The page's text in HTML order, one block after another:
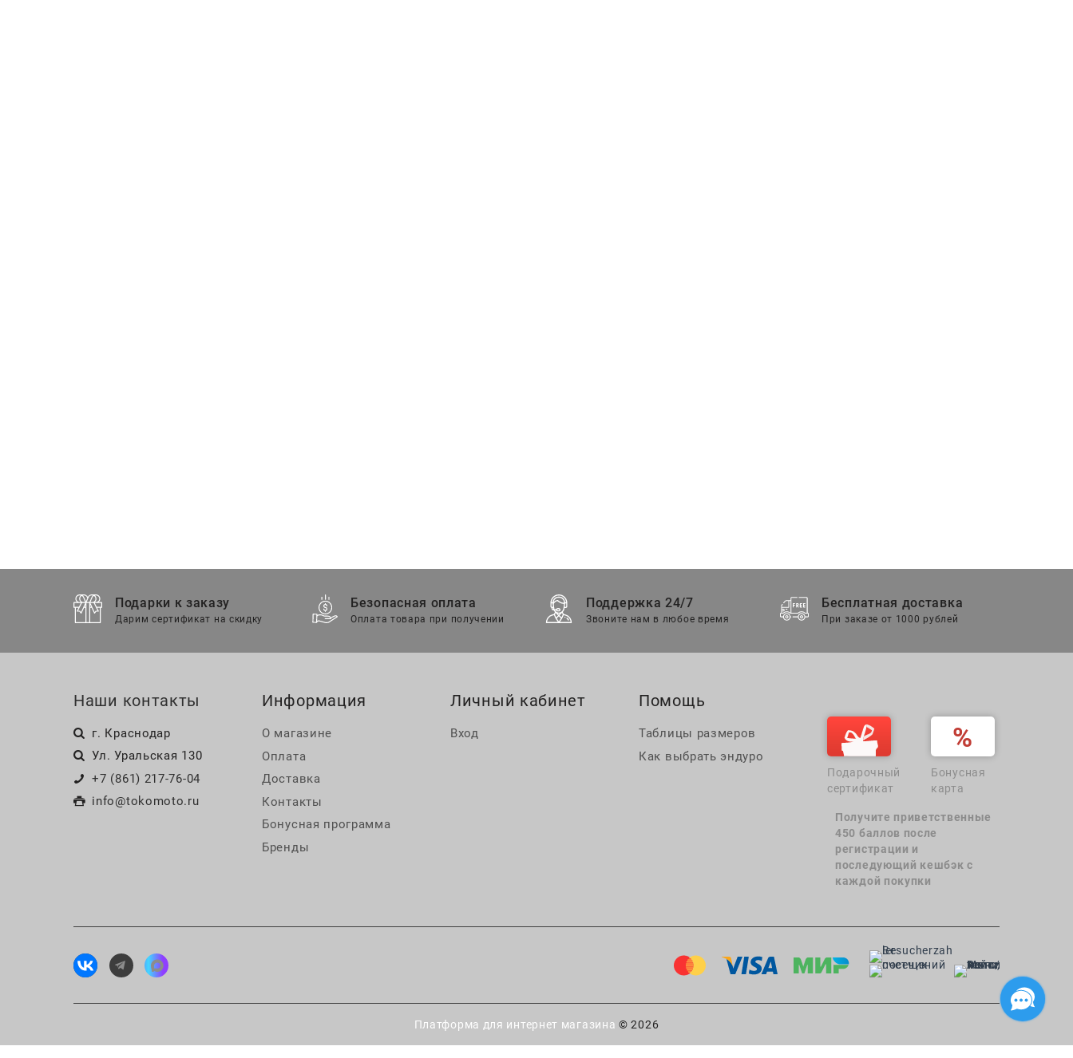
Подарки к заказу
Дарим сертификат на скидку
Безопасная оплата
Оплата товара при получении
Поддержка 24/7
Звоните нам в любое время
Бесплатная доставка
При заказе от 1000 рублей
Наши контакты
г. Краснодар
Ул. Уральская 130
+7 (861) 217-76-04
info@tokomoto.ru
Информация
О магазине
Оплата
Доставка
Контакты
Бонусная программа
Бренды
Личный кабинет
Вход
Помощь
Таблицы размеров
Как выбрать эндуро
Подарочный
сертификат
Бонусная
карта
Получите приветственные
450 баллов после
регистрации и
последующий кешбэк с
каждой покупки
Платформа для интернет магазина © 2026